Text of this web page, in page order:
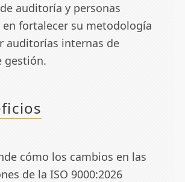
auditoría y personas
en fortalecer su metodología
auditorías internas de
gestión.
cómo los cambios en las
de la ISO 9000:2026